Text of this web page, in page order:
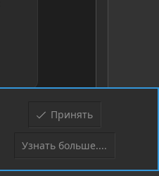
Верх
Принять
Узнать больше....